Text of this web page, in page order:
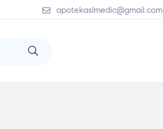
apotekaslmedic@gmail.com